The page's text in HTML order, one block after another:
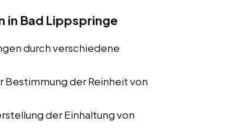
in Bad Lippspringe
durch verschiedene
Bestimmung der Reinheit von
der Einhaltung von